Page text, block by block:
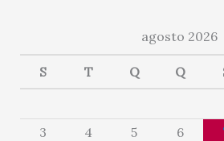
agosto 2026
S T Q Q
3
4 5 6